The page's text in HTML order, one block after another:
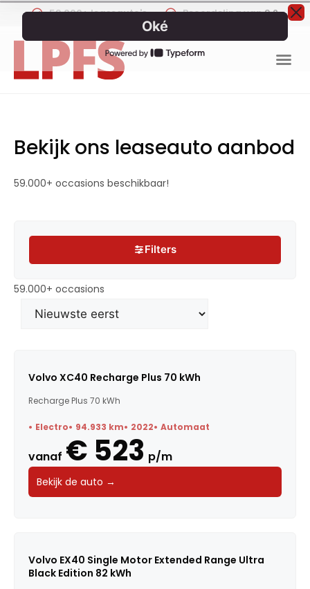
59.000+ leaseauto's Beoordeling van9.2
Bekijk ons leaseauto aanbod
59.000+ occasions beschikbaar!
Filters
59.000+ occasions
Merk
Trefwoorden
Maandbedrag
Kilometerstand
59.000+ occasions
Volvo XC40 Recharge Plus 70 kWh
Recharge Plus 70 kWh
Electro 94.933 km 2022 Automaat
vanaf € 523 p/m
Bekijk de auto →
Volvo EX40 Single Motor Extended Range Ultra
Black Edition 82 kWh